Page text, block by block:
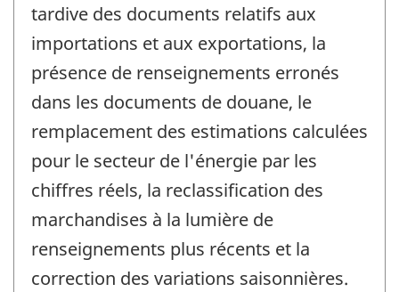
tardive des documents relatifs aux
importations et aux exportations, la
présence de renseignements erronés
dans les documents de douane, le
remplacement des estimations calculées
pour le secteur de l'énergie par les
chiffres réels, la reclassification des
marchandises à la lumière de
renseignements plus récents et la
correction des variations saisonnières.